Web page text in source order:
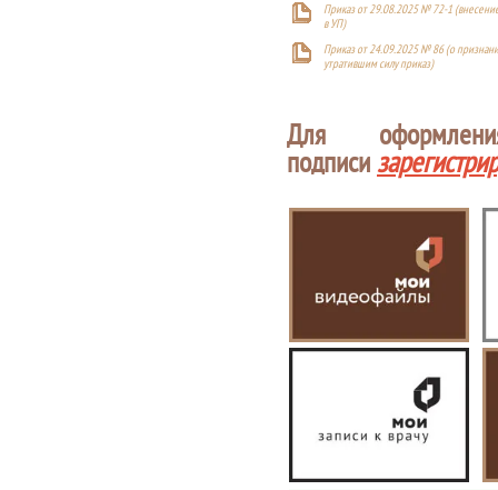
Приказ от 29.08.2025 № 72-1
в УП)
Приказ от 24.09.2025 № 86 (о
утратившим силу приказ)
Для
подписи